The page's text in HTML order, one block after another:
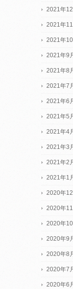
2021年12
2021年11
2021年10
2021年9
2021年8
2021年7
2021年6
2021年5
2021年4
2021年3
2021年2
2021年1
2020年12
2020年11
2020年10
2020年9
2020年8
2020年7
2020年6